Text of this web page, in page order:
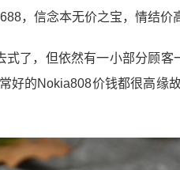
式了，但依然有一小部分顾客
好的Nokia808价钱都很高缘